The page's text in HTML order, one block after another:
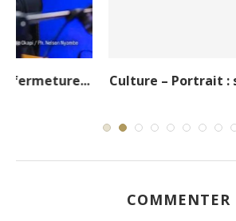
Culture – Portrait : sans
COMMENTER